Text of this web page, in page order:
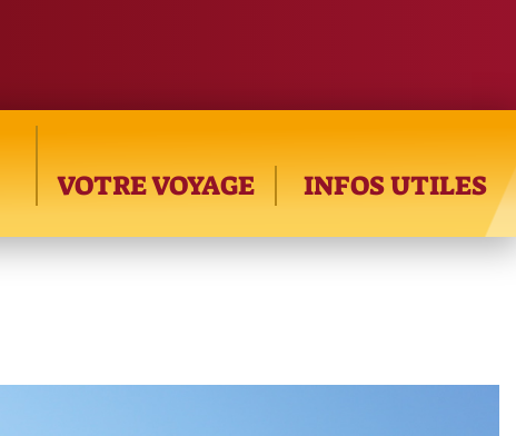
VOTRE VOYAGE INFOS UTILES